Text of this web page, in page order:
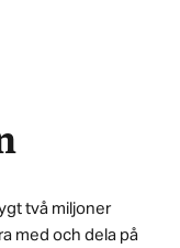
två miljoner
med och dela på